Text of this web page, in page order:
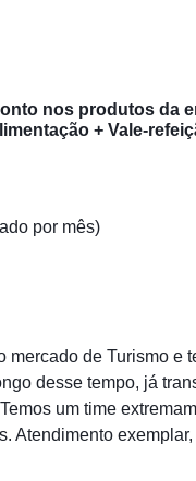
nos produtos da
+ Vale-
por mês)
de Turismo e
desse tempo, já
um time
Atendimento